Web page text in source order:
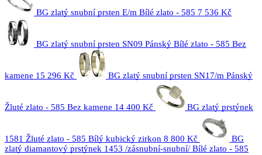
BG zlatý snubní prsten E/m Bílé zlato - 585 7 536 Kč
BG zlatý snubní prsten SN09 Pánský Bílé zlato - 585 Bez
kamene 15 296 Kč BG zlatý snubní prsten SN17/m Pánský
Žluté zlato - 585 Bez kamene 14 400 Kč BG zlatý prstýnek
1581 Žluté zlato - 585 Bílý kubický zirkon 8 800 Kč
BG
zlatý diamantový prstýnek 1453 /zásnubní-snubní/ Bílé zlato - 585